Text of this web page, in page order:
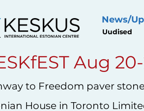
News/
Uudised
Aug
to Freedom paver
House in Toronto